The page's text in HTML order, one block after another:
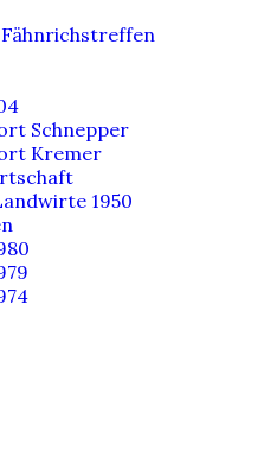
Schnepper
Kremer
1950